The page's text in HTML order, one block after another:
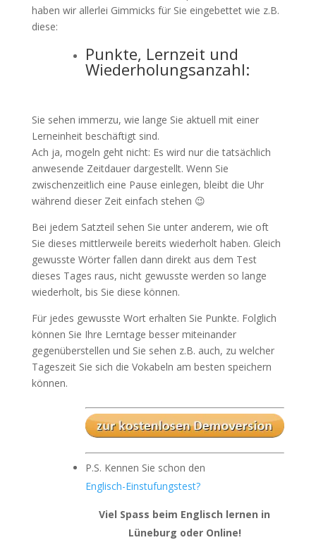
haben wir allerlei Gimmicks für Sie eingebettet wie z.B.
diese:
Punkte, Lernzeit und
Wiederholungsanzahl:
Sie sehen immerzu, wie lange Sie aktuell mit einer
Lerneinheit beschäftigt sind.
Ach ja, mogeln geht nicht: Es wird nur die tatsächlich
anwesende Zeitdauer dargestellt. Wenn Sie
zwischenzeitlich eine Pause einlegen, bleibt die Uhr
während dieser Zeit einfach stehen 😉
Bei jedem Satzteil sehen Sie unter anderem, wie oft
Sie dieses mittlerweile bereits wiederholt haben. Gleich
gewusste Wörter fallen dann direkt aus dem Test
dieses Tages raus, nicht gewusste werden so lange
wiederholt, bis Sie diese können.
Für jedes gewusste Wort erhalten Sie Punkte. Folglich
können Sie Ihre Lerntage besser miteinander
gegenüberstellen und Sie sehen z.B. auch, zu welcher
Tageszeit Sie sich die Vokabeln am besten speichern
können.
P.S. Kennen Sie schon den
Englisch-Einstufungstest?
Viel Spass beim Englisch lernen in
Lüneburg oder Online!